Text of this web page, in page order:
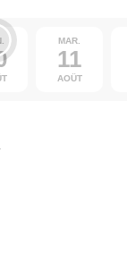
MAR.
11
AOÛT